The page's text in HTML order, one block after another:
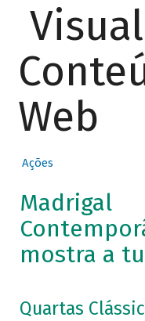
Web
Ações
Madrigal
mostra a
Quartas